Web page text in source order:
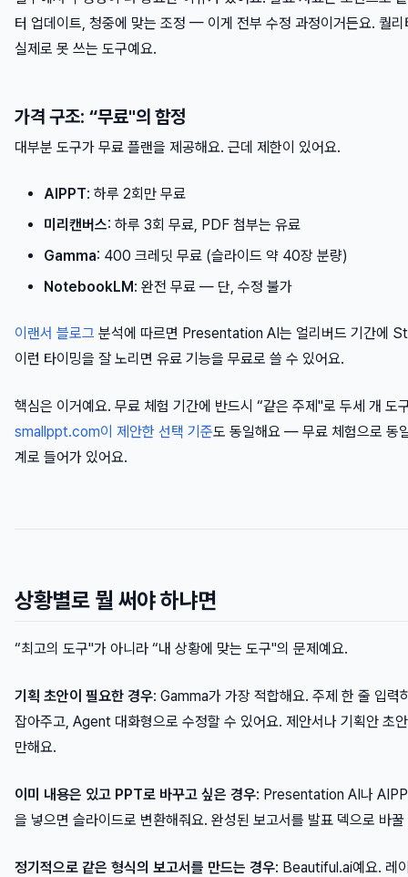
터 업데이트, 청중에 맞는 조정 — 이게 전부 수정 과정이거든요. 퀄
실제로 못 쓰는 도구예요.
가격 구조: “무료"의 함정
대부분 도구가 무료 플랜을 제공해요. 근데 제한이 있어요.
AIPPT: 하루 2회만 무료
미리캔버스: 하루 3회 무료, PDF 첨부는 유료
Gamma: 400 크레딧 무료 (슬라이드 약 40장 분량)
NotebookLM: 완전 무료 — 단, 수정 불가
이랜서 블로그 분석에 따르면 Presentation AI는 얼리버드 기간에
이런 타이밍을 잘 노리면 유료 기능을 무료로 쓸 수 있어요.
핵심은 이거예요. 무료 체험 기간에 반드시 “같은 주제"로 두세 개 도
smallppt.com이 제안한 선택 기준도 동일해요 — 무료 체험으로 동
계로 들어가 있어요.
상황별로 뭘 써야 하냐면
“최고의 도구"가 아니라 “내 상황에 맞는 도구"의 문제예요.
기획 초안이 필요한 경우: Gamma가 가장 적합해요. 주제 한 줄 입력
잡아주고, Agent 대화형으로 수정할 수 있어요. 제안서나 기획안 초
만해요.
이미 내용은 있고 PPT로 바꾸고 싶은 경우: Presentation AI나
을 넣으면 슬라이드로 변환해줘요. 완성된 보고서를 발표 덱으로 바
정기적으로 같은 형식의 보고서를 만드는 경우: Beautiful.ai예요. 레